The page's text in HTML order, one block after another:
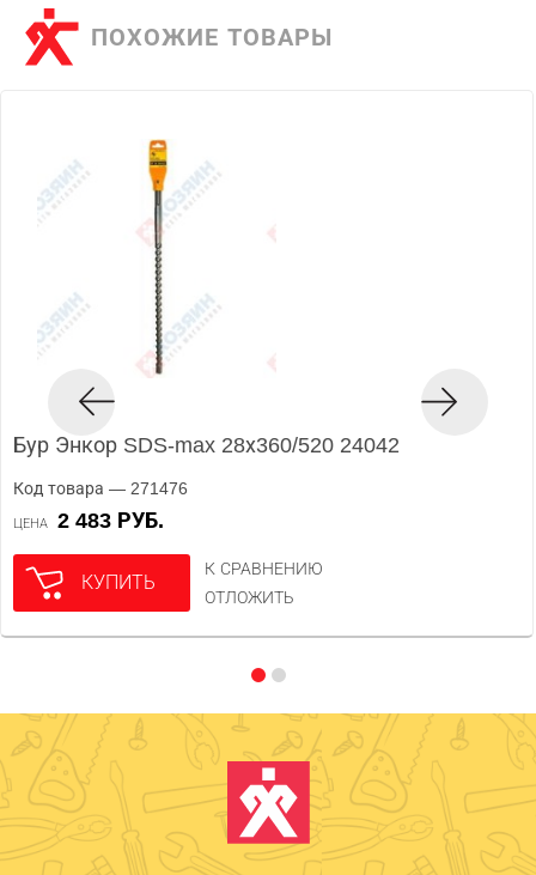
ПОХОЖИЕ ТОВАРЫ
Бур Энкор SDS-max 28х360/520 24042
Код товара — 271476
ЦЕНА 2 483 РУБ.
КУПИТЬ
К СРАВНЕНИЮ
ОТЛОЖИТЬ